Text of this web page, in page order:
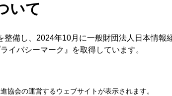
いて
備し、2024年10月に一般財団法人日本情
イバシーマーク』を取得しています。
協会の運営するウェブサイトが表示されます。